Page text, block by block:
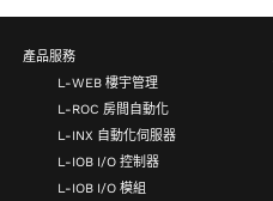
產品服務
L-WEB 樓宇管理
L-ROC 房間自動化
L-INX 自動化伺服器
L-IOB I/O 控制器
L-IOB I/O 模組